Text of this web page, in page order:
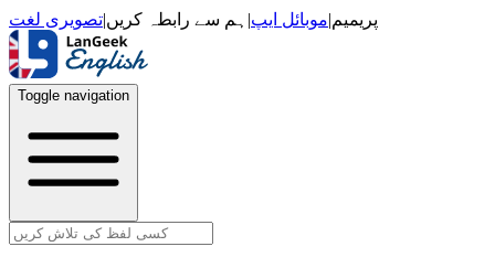
پریمیم|موبائل ایپ| ہم سے رابطہ کریں|تصویری لغت
Toggle navigation